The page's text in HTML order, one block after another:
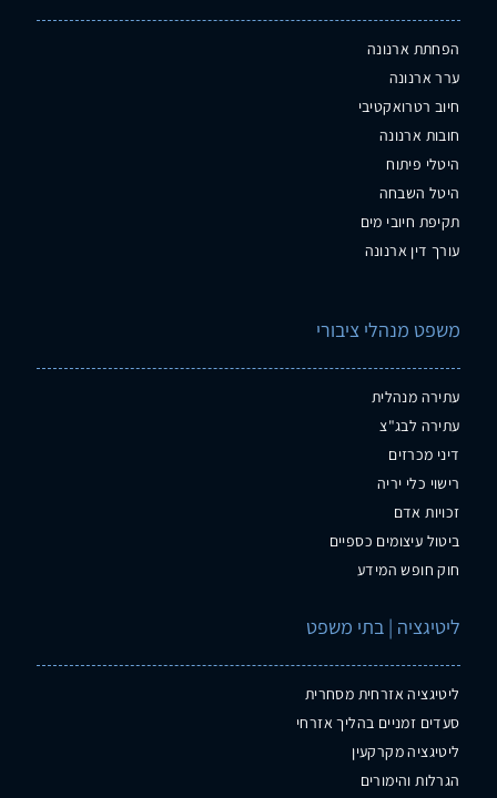
הפחתת ארנונה
ערר ארנונה
חיוב רטרואקטיבי
חובות ארנונה
היטלי פיתוח
היטל השבחה
תקיפת חיובי מים
עורך דין ארנונה
משפט מנהלי ציבורי
עתירה מנהלית
עתירה לבג"צ
דיני מכרזים
רישוי כלי יריה
זכויות אדם
ביטול עיצומים כספיים
חוק חופש המידע
ליטיגציה | בתי משפט
ליטיגציה אזרחית מסחרית
סעדים זמניים בהליך אזרחי
ליטיגציה מקרקעין
הגרלות והימורים